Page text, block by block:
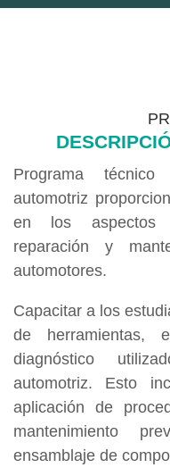
Programa
automotriz
en los aspectos
reparación y
automotores.
Capacitar a los
de herramientas,
diagnóstico
automotriz. Esto
aplicación de
mantenimiento
ensamblaje de